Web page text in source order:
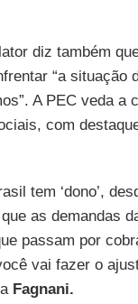
diz também
“a situação
A PEC veda a
com
tem ‘dono’,
que as demandas
passam por
vai fazer o
Fagnani.